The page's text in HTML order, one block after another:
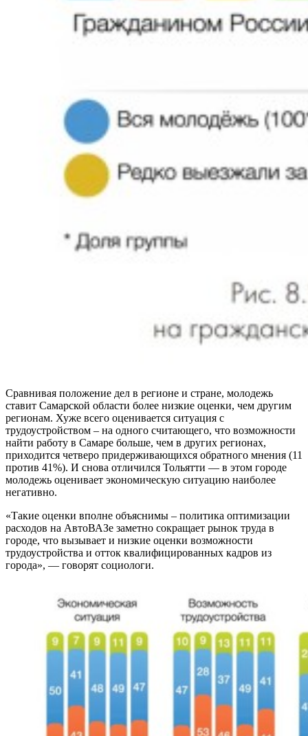
Сравнивая положение дел в регионе и стране, молодежь
ставит Самарской области более низкие оценки, чем другим
регионам. Хуже всего оценивается ситуация с
трудоустройством – на одного считающего, что возможности
найти работу в Самаре больше, чем в других регионах,
приходится четверо придерживающихся обратного мнения (11
против 41%). И снова отличился Тольятти — в этом городе
молодежь оценивает экономическую ситуацию наиболее
негативно.
«Такие оценки вполне объяснимы – политика оптимизации
расходов на АвтоВАЗе заметно сокращает рынок труда в
городе, что вызывает и низкие оценки возможности
трудоустройства и отток квалифицированных кадров из
города», — говорят социологи.